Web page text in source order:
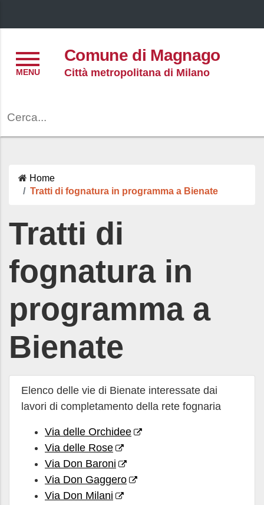
Comune di Magnago
Città metropolitana di Milano
Home
Tratti di fognatura in programma a Bienate
Tratti di
fognatura in
programma a
Bienate
Elenco delle vie di Bienate interessate dai
lavori di completamento della rete fognaria
Via delle Orchidee
Via delle Rose
Via Don Baroni
Via Don Gaggero
Via Don Milani